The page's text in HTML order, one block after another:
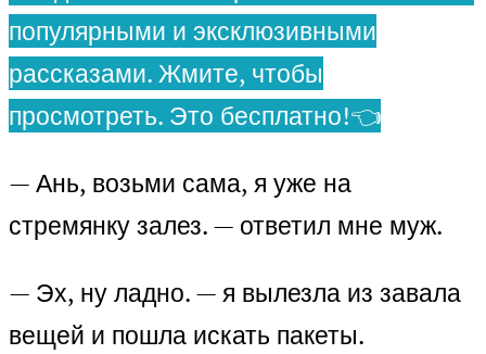
популярными и эксклюзивными
рассказами. Жмите, чтобы
просмотреть. Это бесплатно!👈
— Ань, возьми сама, я уже на
стремянку залез. — ответил мне муж.
— Эх, ну ладно. — я вылезла из завала
вещей и пошла искать пакеты.